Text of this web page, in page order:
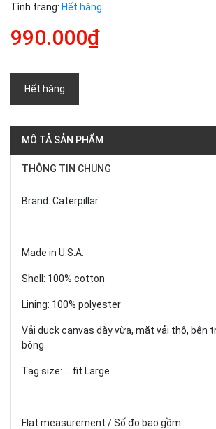
Tình trạng: Hết hàng
990.000₫
Hết hàng
MÔ TẢ SẢN PHẨM
THÔNG TIN CHUNG
Brand: Caterpillar
Made in U.S.A.
Shell: 100% cotton
Lining: 100% polyester
Vải duck canvas dày vừa, mặt vải thô, bên
bông
Tag size: ... fit Large
Flat measurement / Số đo bao gồm: